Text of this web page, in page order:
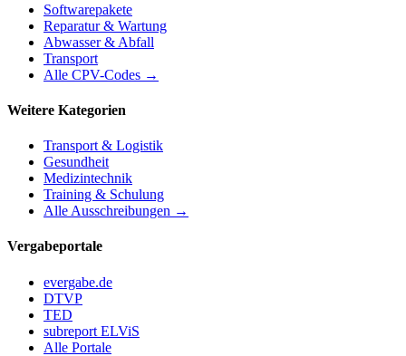
Softwarepakete
Reparatur & Wartung
Abwasser & Abfall
Transport
Alle CPV-Codes →
Weitere Kategorien
Transport & Logistik
Gesundheit
Medizintechnik
Training & Schulung
Alle Ausschreibungen →
Vergabeportale
evergabe.de
DTVP
TED
subreport ELViS
Alle Portale